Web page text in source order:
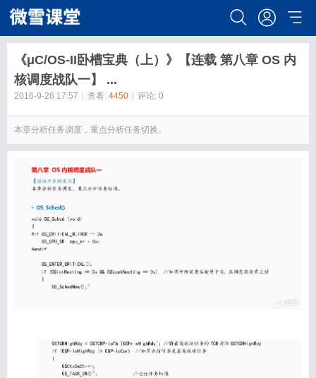
《μC/OS-II卧槽宝典（上）》【连载 第八章 OS 内
核调度战队一】 ...
2016-9-26 17:57 查看: 4450 评论: 0
本章分析任务调度，重点分析任务切换。